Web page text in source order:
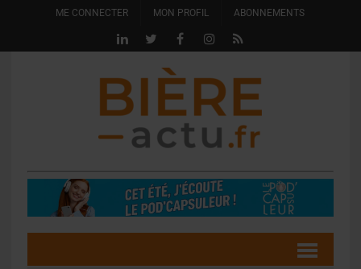
ME CONNECTER MON PROFIL ABONNEMENTS